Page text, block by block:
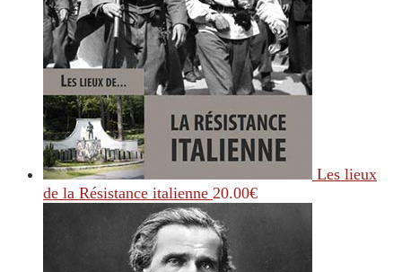
Les lieux
de la Résistance italienne 20.00€